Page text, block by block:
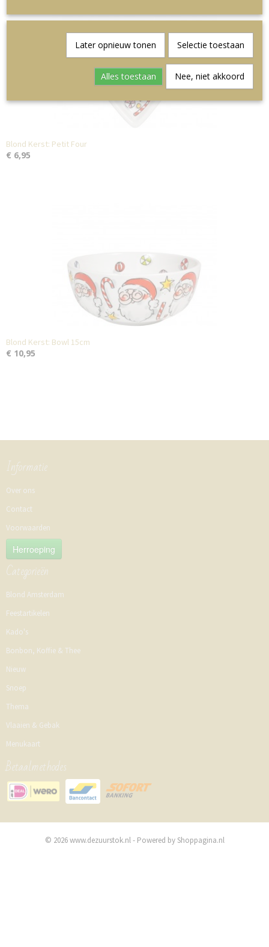
Blond Kerst: Petit Four
€ 6,95
Blond Kerst: Bowl 15cm
€ 10,95
Informatie
Over ons
Contact
Voorwaarden
Herroeping
Categorieën
Blond Amsterdam
Feestartikelen
Kado's
Bonbon, Koffie & Thee
Nieuw
Snoep
Thema
Vlaaien & Gebak
Menukaart
Betaalmethodes
© 2026 www.dezuurstok.nl - Powered by Shoppagina.nl
Later opnieuw tonen Selectie toestaan
Alles toestaan Nee, niet akkoord